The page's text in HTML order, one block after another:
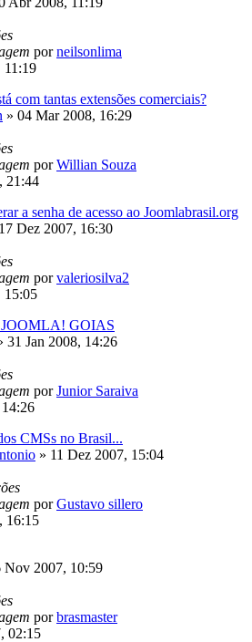
porneilsonlima
11:19
com tantas extensões comerciais?
» 04 Mar 2008, 16:29
porWillian Souza
21:44
a senha de acesso ao Joomlabrasil.org
17 Dez 2007, 16:30
porvaleriosilva2
15:05
JOOMLA! GOIAS
31 Jan 2008, 14:26
porJunior Saraiva
CMSs no Brasil...
» 11 Dez 2007, 15:04
porGustavo sillero
16:15
Nov 2007, 10:59
porbrasmaster
02:15